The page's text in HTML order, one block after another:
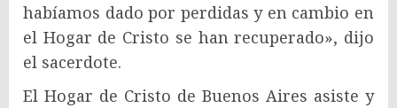
habíamos dado por perdidas y en cambio en
el Hogar de Cristo se han recuperado», dijo
el sacerdote.
El Hogar de Cristo de Buenos Aires asiste y